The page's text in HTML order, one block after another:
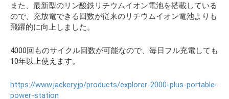
また、最新型のリン酸鉄リチウムイオン電池を搭載している
ので、充放電できる回数が従来のリチウムイオン電池よりも
飛躍的に向上しました。
4000回ものサイクル回数が可能なので、毎日フル充電しても
10年以上使えます。
https://www.jackery.jp/products/explorer-2000-plus-portable-
power-station